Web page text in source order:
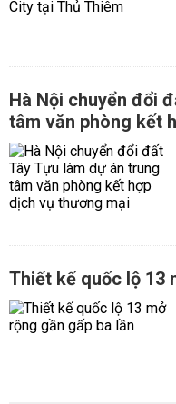
Hà Nội chuyển đổi
tâm văn phòng kết
Thiết kế quốc lộ 13